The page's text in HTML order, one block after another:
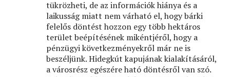
tükrözheti, de az információk hiánya és a
laikusság miatt nem várható el, hogy bárki
felelős döntést hozzon egy több hektáros
terület beépítésének mikéntjéről, hogy a
pénzügyi következményekről már ne is
beszéljünk. Hidegkút kapujának kialakításáról,
a városrész egészére ható döntésről van szó.